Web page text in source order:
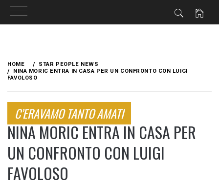
content
HOME
STAR PEOPLE NEWS
NINA MORIC ENTRA IN CASA PER UN CONFRONTO CON LUIGI
FAVOLOSO
C’ERAVAMO TANTO AMATI
NINA MORIC ENTRA IN CASA PER
UN CONFRONTO CON LUIGI
FAVOLOSO